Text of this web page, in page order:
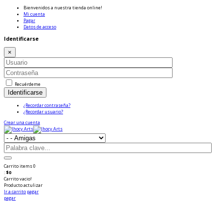
Bienvenidos a nuestra tienda online!
Mi cuenta
Pagar
Datos de acceso
Identificarse
×
Recuérdeme
Identificarse
¿Recordar contraseña?
¿Recordar usuario?
Crear una cuenta
Carritoitems0
:$0
Carrito vacio!
Productoactulizar
Ir a carrito pagar
pagar